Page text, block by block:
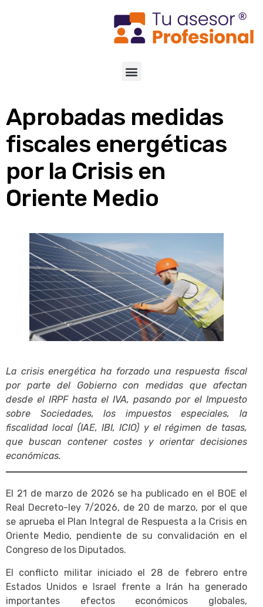
Aprobadas medidas
fiscales energéticas
por la Crisis en
Oriente Medio
La crisis energética ha forzado una respuesta fiscal
por parte del Gobierno con medidas que afectan
desde el IRPF hasta el IVA, pasando por el Impuesto
sobre Sociedades, los impuestos especiales, la
fiscalidad local (IAE, IBI, ICIO) y el régimen de tasas,
que buscan contener costes y orientar decisiones
económicas.
El 21 de marzo de 2026 se ha publicado en el BOE el
Real Decreto-ley 7/2026, de 20 de marzo, por el que
se aprueba el Plan Integral de Respuesta a la Crisis en
Oriente Medio, pendiente de su convalidación en el
Congreso de los Diputados.
El conflicto militar iniciado el 28 de febrero entre
Estados Unidos e Israel frente a Irán ha generado
importantes efectos económicos globales,